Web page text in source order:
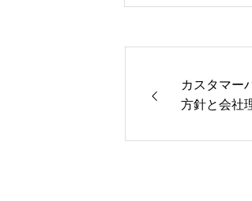
カスタマー
方針と会社